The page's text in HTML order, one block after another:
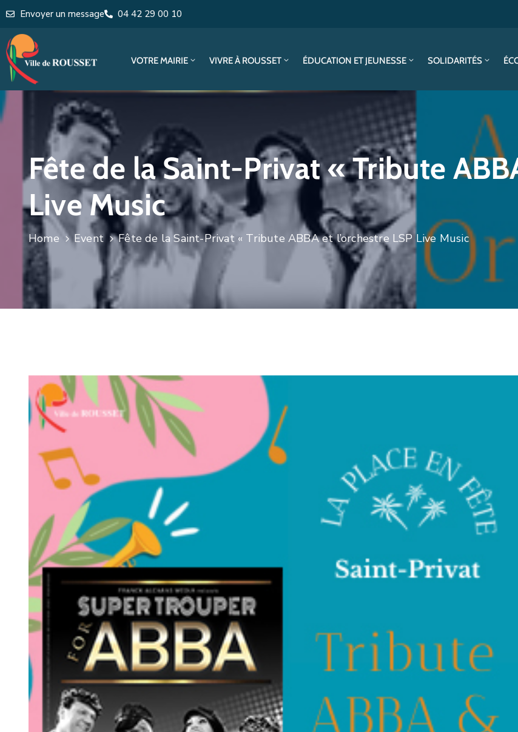
Envoyer un message 04 42 29 00 10
VOTRE MAIRIE VIVRE À ROUSSET ÉDUCATION ET JEUNESSE SOLIDARITÉS
Fête de la Saint-Privat « Tribute
Live Music
Home Event Fête de la Saint-Privat « Tribute ABBA et l’orchestre LSP Live Music